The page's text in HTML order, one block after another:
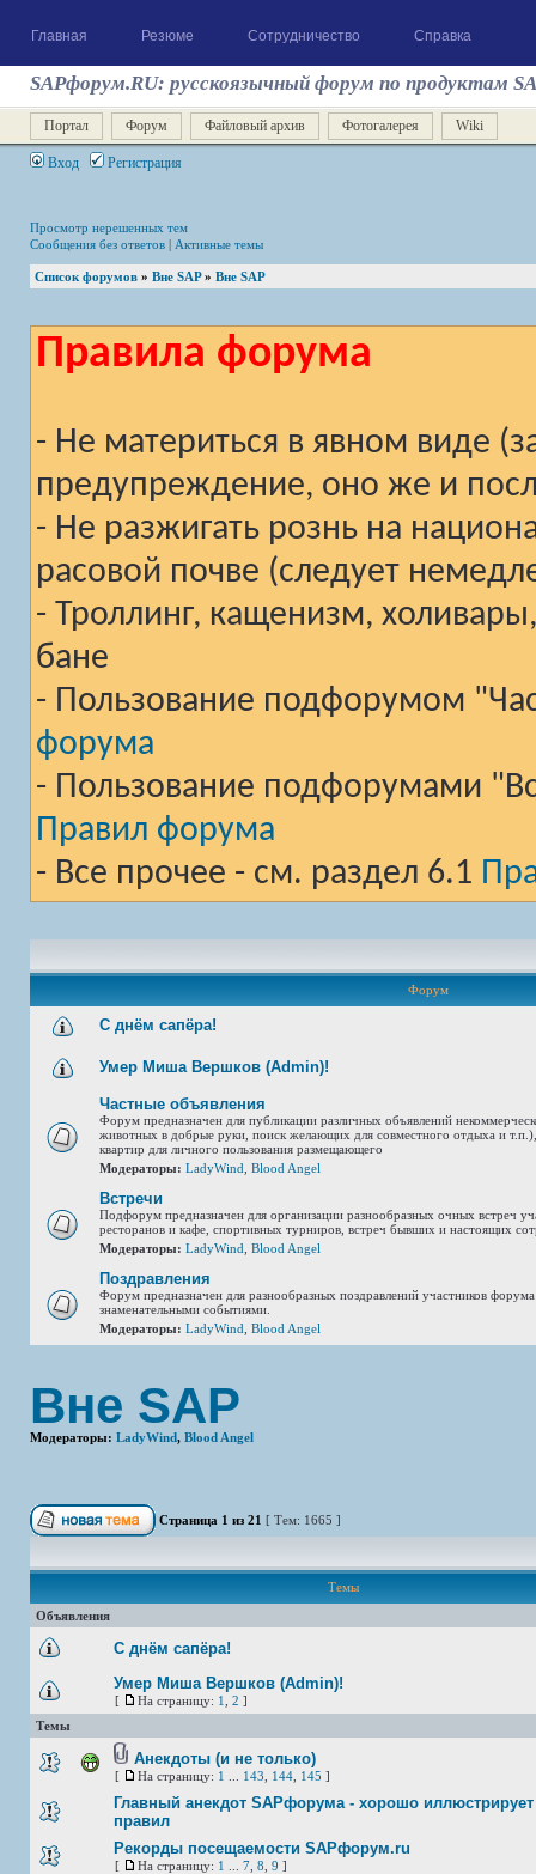
Главная Резюме Сотрудничество Справка
SAPфорум.RU: русскоязычный форум по продуктам
Портал Форум Файловый архив Фотогалерея Wiki
Вход Регистрация
Просмотр нерешенных тем
Сообщения без ответов | Активные темы
Список форумов » Вне SAP» Вне SAP
Правила форума
- Не материться в явном виде
предупреждение, оно же и
- Не разжигать рознь на
расовой почве (следует
- Троллинг, кащенизм,
бане
- Пользование подфорумом
форума
- Пользование подфорумами
Правил форума
- Все прочее - см. раздел 6.1
Форум
С днём сапёра!
Умер Миша Вершков (Admin)!
Частные объявления
Форум предназначен для публикации различных объявлений
животных в добрые руки, поиск желающих для совместного отдыха и
квартир для личного пользования размещающего
Модераторы: LadyWind Blood Angel
Встречи
Подфорум предназначен для организации разнообразных очных встреч
ресторанов и кафе, спортивных турниров, встреч бывших и настоящих
Модераторы: LadyWind Blood Angel
Поздравления
Форум предназначен для разнообразных поздравлений участников
знаменательными событиями.
Модераторы: LadyWind Blood Angel
Вне SAP
Модераторы: LadyWind, Blood Angel
Страница 1 из 21 [ Тем: 1665 ]
Темы
Объявления
С днём сапёра!
Умер Миша Вершков (Admin)!
[ На страницу: 1 2 ]
Темы
Анекдоты (и не только)
[ На страницу: 1 143 144 145 ]
Главный анекдот SAPфорума - хорошо иллюстрирует
правил
Рекорды посещаемости SAPфорум.ru
[ На страницу: 1 7 8 9 ]